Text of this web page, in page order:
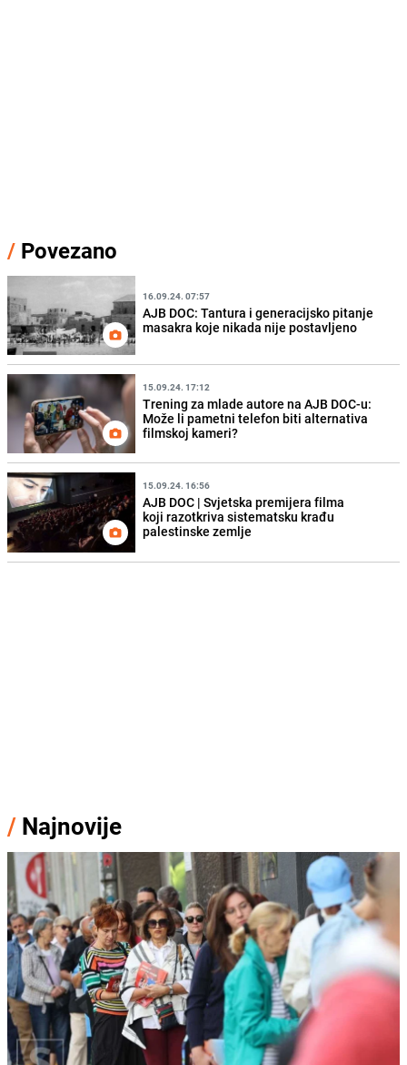
/ Povezano
16.09.24. 07:57
AJB DOC: Tantura i generacijsko pitanje
masakra koje nikada nije postavljeno
15.09.24. 17:12
Trening za mlade autore na AJB DOC-u:
Može li pametni telefon biti alternativa
filmskoj kameri?
15.09.24. 16:56
AJB DOC | Svjetska premijera filma
koji razotkriva sistematsku krađu
palestinske zemlje
/ Najnovije